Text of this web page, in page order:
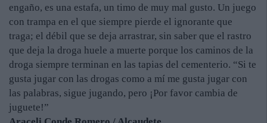
engaño, es una estafa, un timo de muy mal gusto. Un juego
con trampa en el que siempre pierde el ignorante que
traga; el débil que se deja arrastrar, sin saber que el rastro
que deja la droga huele a muerte porque los caminos de la
droga siempre terminan en las tapias del cementerio. “Si te
gusta jugar con las drogas como a mí me gusta jugar con
las palabras, sigue jugando, pero ¡Por favor cambia de
juguete!”